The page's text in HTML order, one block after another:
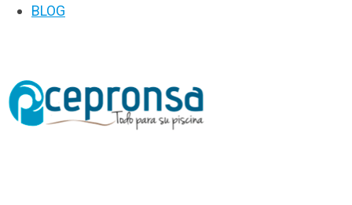
BLOG
PRODUCTOS